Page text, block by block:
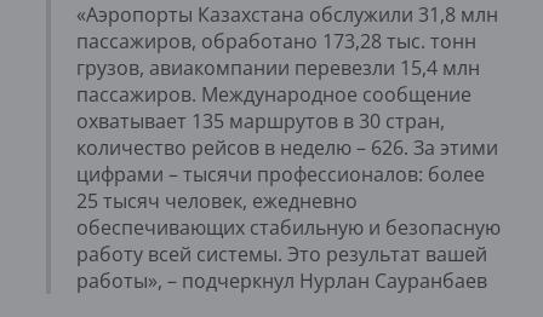
«Аэропорты Казахстана обслужили 31,8 млн
пассажиров, обработано 173,28 тыс. тонн
грузов, авиакомпании перевезли 15,4 млн
пассажиров. Международное сообщение
охватывает 135 маршрутов в 30 стран,
количество рейсов в неделю – 626. За этими
цифрами – тысячи профессионалов: более
25 тысяч человек, ежедневно
обеспечивающих стабильную и безопасную
работу всей системы. Это результат вашей
работы», – подчеркнул Нурлан Сауранбаев